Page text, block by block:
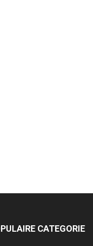
CATEGORIE